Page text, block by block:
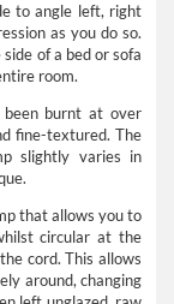
to angle left, right
as you do so.
of a bed or sofa
room.
been burnt at over
fine-textured. The
slightly varies in
that allows you to
circular at the
cord. This allows
around, changing